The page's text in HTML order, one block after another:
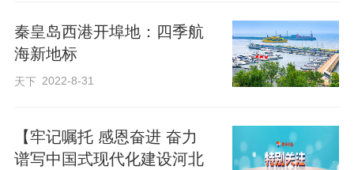
“秦皇岛帆船季”只是秦皇岛打造特色赛事IP
矩阵激发消费新活力的一个缩影。
办过亚运会和奥运会等重大体育赛事，体
育氛围浓厚。近年来，该市依托独有禀
秦皇岛西港开埠地：四季航
海新地标
天下 2022-8-31
【牢记嘱托 感恩奋进 奋力
谱写中国式现代化建设河北